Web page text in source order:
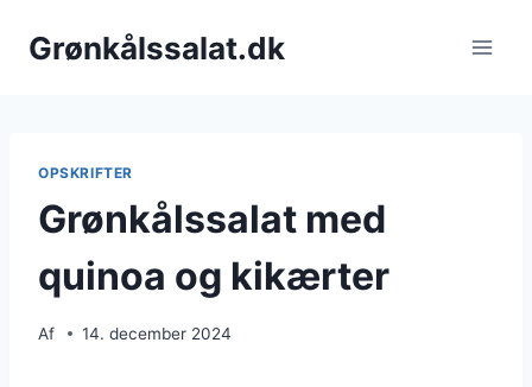
Grønkålssalat.dk
OPSKRIFTER
Grønkålssalat med
quinoa og kikærter
Af 14. december 2024